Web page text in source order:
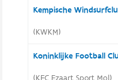
(KWKM)